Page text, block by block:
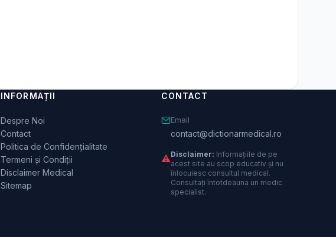
INFORMAȚII
Despre Noi
Contact
Politica de Confidențialitate
Termeni și Condiții
Disclaimer Medical
Sitemap
CONTACT
Email
contact@dictionarmedical.ro
⚠️Disclaimer: Informațiile de pe
acest site au scop educativ și nu
înlocuiesc consultul medical.
Consultați întotdeauna un medic
specialist.